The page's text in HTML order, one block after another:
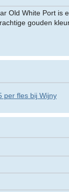
Old White Port is
gouden
per fles bij Wijny